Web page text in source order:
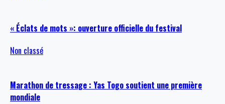
« Éclats de mots »: ouverture officielle du festival
Non classé
Marathon de tressage : Yas Togo soutient une première
mondiale